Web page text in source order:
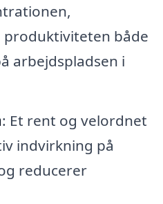
både
arbejdspladsen i
: Et rent og velordnet
indvirkning på
reducerer